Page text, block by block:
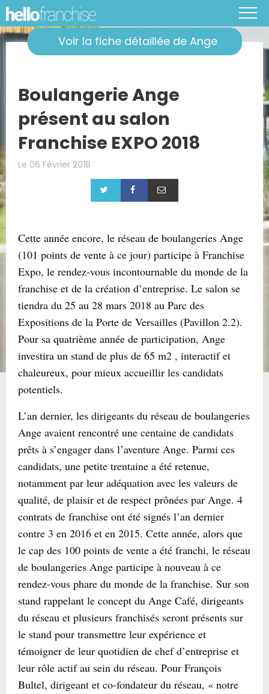
Voir la fiche détaillée de Ange
Boulangerie Ange
présent au salon
Franchise EXPO 2018
Le 06 Février 2018
Cette année encore, le réseau de boulangeries Ange
(101 points de vente à ce jour) participe à Franchise
Expo, le rendez-vous incontournable du monde de la
franchise et de la création d’entreprise. Le salon se
tiendra du 25 au 28 mars 2018 au Parc des
Expositions de la Porte de Versailles (Pavillon 2.2).
Pour sa quatrième année de participation, Ange
investira un stand de plus de 65 m2 , interactif et
chaleureux, pour mieux accueillir les candidats
potentiels.
L’an dernier, les dirigeants du réseau de boulangeries
Ange avaient rencontré une centaine de candidats
prêts à s’engager dans l’aventure Ange. Parmi ces
candidats, une petite trentaine a été retenue,
notamment par leur adéquation avec les valeurs de
qualité, de plaisir et de respect prônées par Ange. 4
contrats de franchise ont été signés l’an dernier
contre 3 en 2016 et en 2015. Cette année, alors que
le cap des 100 points de vente a été franchi, le réseau
de boulangeries Ange participe à nouveau à ce
rendez-vous phare du monde de la franchise. Sur son
stand rappelant le concept du Ange Café, dirigeants
du réseau et plusieurs franchisés seront présents sur
le stand pour transmettre leur expérience et
témoigner de leur quotidien de chef d’entreprise et
leur rôle actif au sein du réseau. Pour François
Bultel, dirigeant et co-fondateur du réseau, « notre